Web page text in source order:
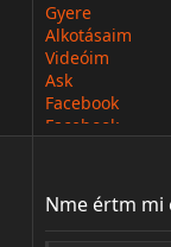
¦ ™ ® © ↑ ♂ ▬ ╝
Gyere
Alkotásaim
Videóim
Ask
Facebook
Facebook
Nme értm mi